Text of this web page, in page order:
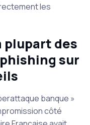
les
plupart des
sur
banque »
côté